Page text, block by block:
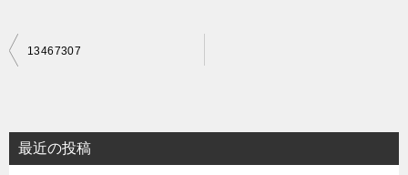
投
ビ
ゲ
13467307
最近の投稿